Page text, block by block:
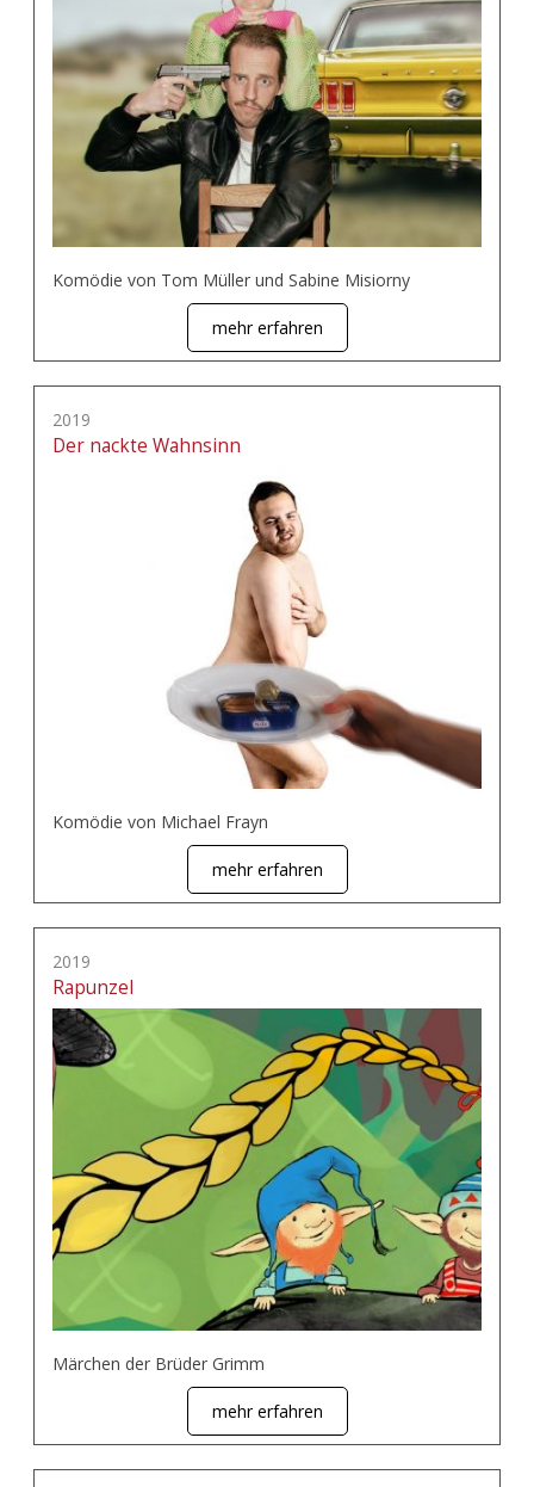
Komödie von Tom Müller und Sabine Misiorny
mehr erfahren
2019
Der nackte Wahnsinn
Komödie von Michael Frayn
mehr erfahren
2019
Rapunzel
Märchen der Brüder Grimm
mehr erfahren